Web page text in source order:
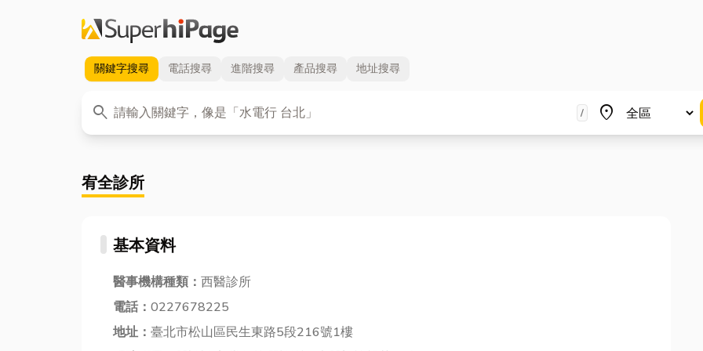
關鍵字搜尋 電話搜尋 進階搜尋 產品搜尋 地址搜尋
search
關鍵字 / place
地區
宥全診所
基本資料
醫事機構種類： 西醫診所
電話： 0227678225
地址： 臺北市松山區民生東路5段216號1樓